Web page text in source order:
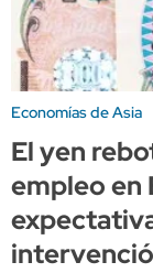
Economías de Asia
El yen
empleo en